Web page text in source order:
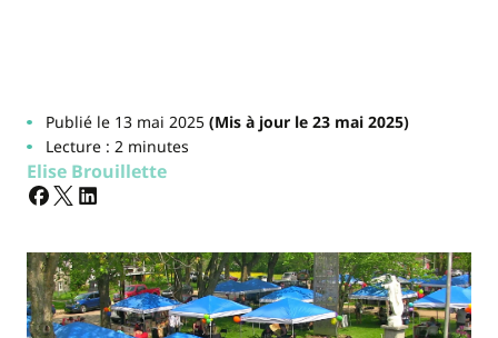
Publié le 13 mai 2025(Mis à jour le 23 mai 2025)
Lecture : 2 minutes
Elise Brouillette